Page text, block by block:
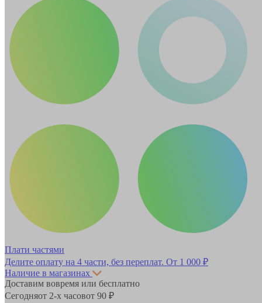
Плати частями
Делите оплату на 4 части, без переплат. От 1 000 ₽
Наличие в магазинах
Доставим вовремя или бесплатно
Сегодняот 2-х часовот 90 ₽